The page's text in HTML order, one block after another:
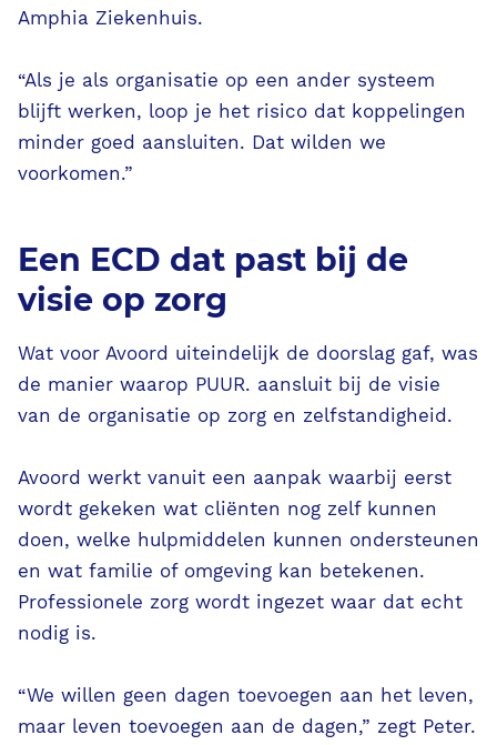
Amphia Ziekenhuis.
“Als je als organisatie op een ander systeem
blijft werken, loop je het risico dat koppelingen
minder goed aansluiten. Dat wilden we
voorkomen.”
Een ECD dat past bij de
visie op zorg
Wat voor Avoord uiteindelijk de doorslag gaf, was
de manier waarop PUUR. aansluit bij de visie
van de organisatie op zorg en zelfstandigheid.
Avoord werkt vanuit een aanpak waarbij eerst
wordt gekeken wat cliënten nog zelf kunnen
doen, welke hulpmiddelen kunnen ondersteunen
en wat familie of omgeving kan betekenen.
Professionele zorg wordt ingezet waar dat echt
nodig is.
“We willen geen dagen toevoegen aan het leven,
maar leven toevoegen aan de dagen,” zegt Peter.